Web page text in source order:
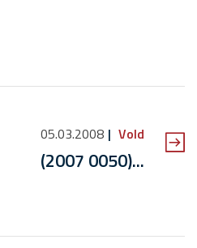
05.03.2008 Vold
(2007 0050)...